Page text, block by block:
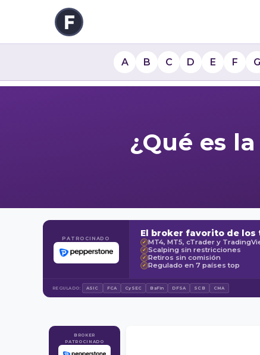
A B C D E F G
¿Qué es
PATROCINADO El broker favorito de
✓ MT4, MT5, cTrader y
✓ Scalping sin restricciones
✓ Retiros sin comisión
✓ Regulado en 7 países top
REGULADO: ASIC FCA CySEC BaFin DFSA SCB CMA
BROKER
PATROCINADO